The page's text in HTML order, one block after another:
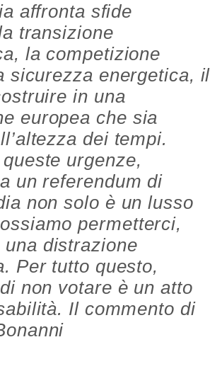
affronta sfide
transizione
la competizione
sicurezza energetica, il
in una
europea che sia
dei tempi.
urgenze,
un referendum di
non solo è un lusso
permetterci,
una distrazione
Per tutto questo,
non votare è un atto
Il commento di